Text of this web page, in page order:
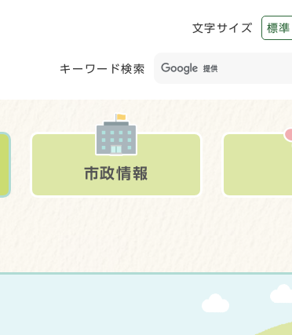
文字サイズ 標準
キーワード検索
市政情報